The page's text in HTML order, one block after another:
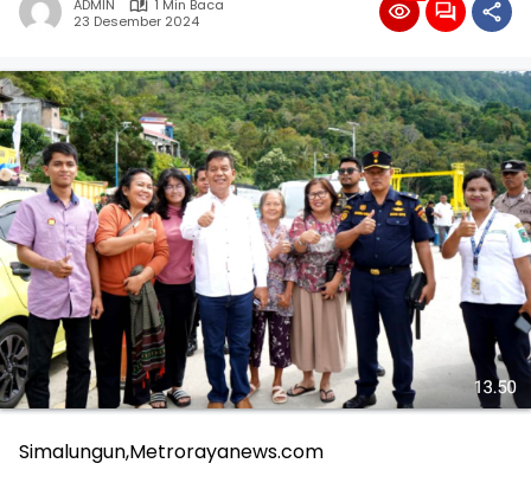
ADMIN
1 Min Baca
23 Desember 2024
Simalungun,Metrorayanews.com